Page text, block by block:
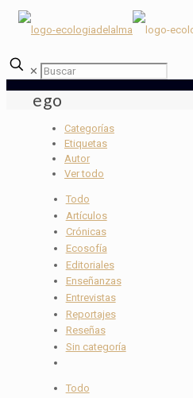
✕
ego
Categorías
Etiquetas
Autor
Ver todo
Todo
Artículos
Crónicas
Ecosofía
Editoriales
Enseñanzas
Entrevistas
Reportajes
Reseñas
Sin categoría
Todo